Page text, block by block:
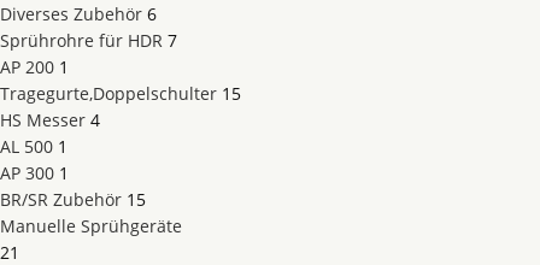
Diverses Zubehör 6
Sprührohre für HDR 7
AP 200 1
Tragegurte,Doppelschulter 15
HS Messer 4
AL 500 1
AP 300 1
BR/SR Zubehör 15
Manuelle Sprühgeräte
21